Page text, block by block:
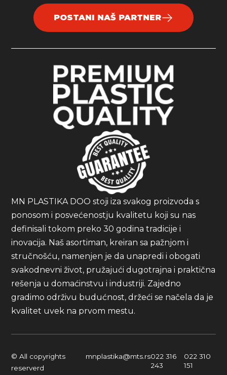
POSTANI NAŠ PARTNER
MN PLASTIKA DOO stoji iza svakog proizvoda s
ponosom i posvećenostju kvalitetu koji su nas
definisali tokom preko 30 godina tradicije i
inovacija. Naš asortiman, kreiran sa pažnjom i
stručnošću, namenjen je da unapredi i obogati
svakodnevni život, pružajući dugotrajna i praktična
rešenja u domaćinstvu i industriji. Zajedno
gradimo održivu budućnost, držeći se načela da je
kvalitet uvek na prvom mestu.
© All copyrights
reserverd
mnplastika@mts.rs022 316
243
022 310
151